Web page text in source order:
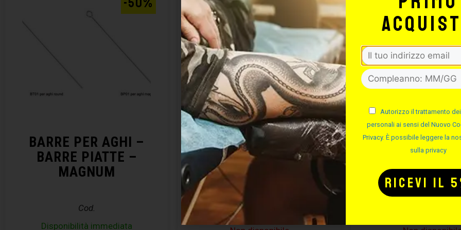
BARRE PER AGHI –
BARRE PIATTE –
MAGNUM
Cod.
Disponibilità immediata
DIMA ASSEMBLA
AGHI
DIMA IN
Autorizzo il trattamento
personali ai sensi del Nuovo
Privacy. È possibile leggere la
sulla privacy